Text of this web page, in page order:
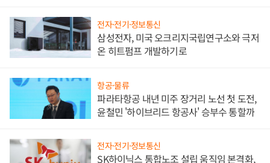
전자·전기·정보통신
삼성전자, 미국 오크리지국립연구소와 극저
온 히트펌프 개발하기로
항공·물류
파라타항공 내년 미주 장거리 노선 첫 도전,
윤철민 '하이브리드 항공사' 승부수 통할까
전자·전기·정보통신
SK하이닉스 통합노조 설립 움직임 본격화,